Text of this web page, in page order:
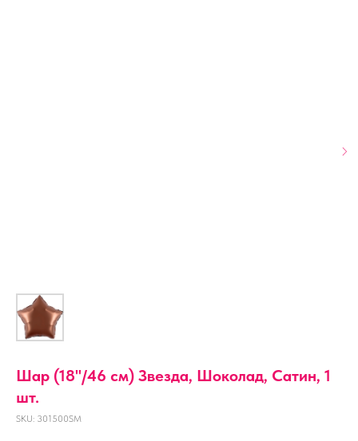
Шар (18''/46 см) Звезда, Шоколад, Сатин, 1
шт.
SKU: 301500SM